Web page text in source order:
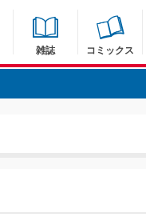
雑誌 コミックス